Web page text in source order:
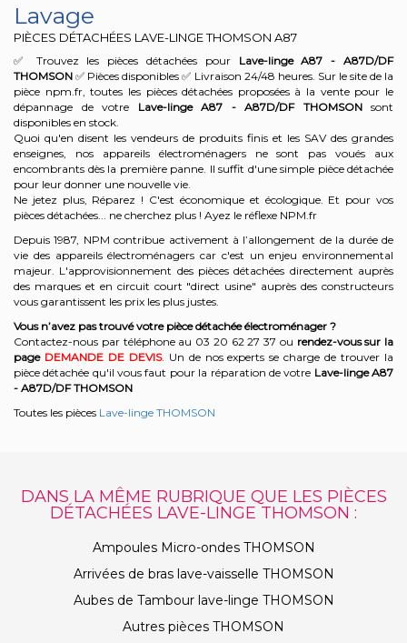
Lavage
PIÈCES DÉTACHÉES LAVE-LINGE THOMSON A87
✅ Trouvez les pièces détachées pour Lave-linge A87 - A87D/DF
THOMSON✅ Pièces disponibles ✅ Livraison 24/48 heures. Sur le site de la
pièce npm.fr, toutes les pièces détachées proposées à la vente pour le
dépannage de votre Lave-linge A87 - A87D/DF THOMSONsont
disponibles en stock.
Quoi qu'en disent les vendeurs de produits finis et les SAV des grandes
enseignes, nos appareils électroménagers ne sont pas voués aux
encombrants dès la première panne. Il suffit d'une simple pièce détachée
pour leur donner une nouvelle vie.
Ne jetez plus, Réparez ! C'est économique et écologique. Et pour vos
pièces détachées... ne cherchez plus ! Ayez le réflexe NPM.fr
Depuis 1987, NPM contribue activement à l’allongement de la durée de
vie des appareils électroménagers car c'est un enjeu environnemental
majeur. L'approvisionnement des pièces détachées directement auprès
des marques et en circuit court "direct usine" auprès des constructeurs
vous garantissent les prix les plus justes.
Vous n’avez pas trouvé votre pièce détachée électroménager ?
Contactez-nous par téléphone au 03 20 62 27 37 ou rendez-vous sur la
page DEMANDE DE DEVIS. Un de nos experts se charge de trouver la
pièce détachée qu'il vous faut pour la réparation de votre Lave-linge A87
- A87D/DF THOMSON
Toutes les pièces Lave-linge THOMSON
DANS LA MÊME RUBRIQUE QUE LES PIÈCES
DÉTACHÉES LAVE-LINGE THOMSON :
Ampoules Micro-ondes THOMSON
Arrivées de bras lave-vaisselle THOMSON
Aubes de Tambour lave-linge THOMSON
Autres pièces THOMSON